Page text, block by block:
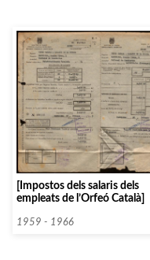
[Impostos dels salaris dels
empleats de l’Orfeó Català]
1959 - 1966